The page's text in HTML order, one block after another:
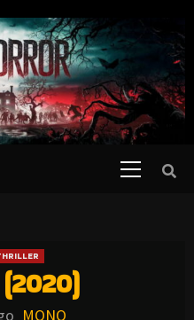
MONO